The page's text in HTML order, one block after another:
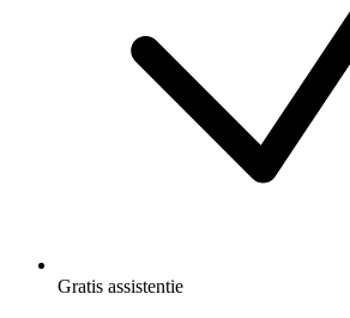
Gratis assistentie